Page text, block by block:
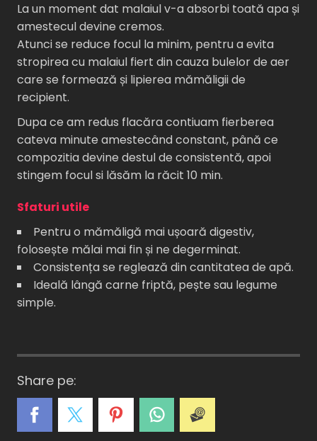
La un moment dat malaiul v-a absorbi toată apa și
amestecul devine cremos.
Atunci se reduce focul la minim, pentru a evita
stropirea cu malaiul fiert din cauza bulelor de aer
care se formează și lipierea mămăligii de
recipient.
Dupa ce am redus flacăra contiuam fierberea
cateva minute amestecând constant, până ce
compozitia devine destul de consistentă, apoi
stingem focul si lăsăm la răcit 10 min.
Sfaturi utile
Pentru o mămăligă mai ușoară digestiv,
folosește mălai mai fin și ne degerminat.
Consistența se reglează din cantitatea de apă.
Ideală lângă carne friptă, pește sau legume
simple.
Share pe:
A C E I F